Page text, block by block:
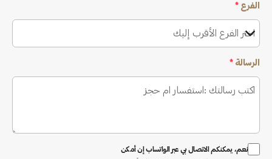
الفرع *
اختر الفرع الأقرب إليك
الرسالة *
نعم، يمكنكم الاتصال بي عبر الواتساب إن أمكن